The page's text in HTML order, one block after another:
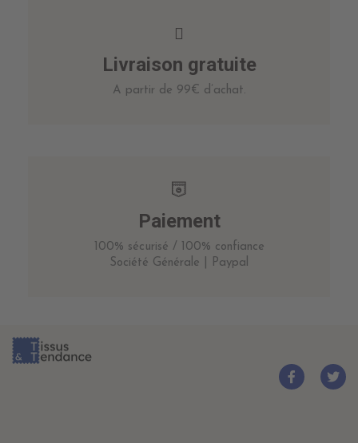
Livraison gratuite
A partir de 99€ d’achat.
Paiement
100% sécurisé / 100% confiance
Société Générale | Paypal